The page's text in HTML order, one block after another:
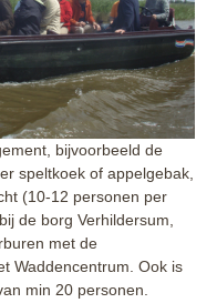
bijvoorbeeld de
speltkoek of appelgebak,
(10-12 personen per
de borg Verhildersum,
met de
Waddencentrum. Ook is
min 20 personen.